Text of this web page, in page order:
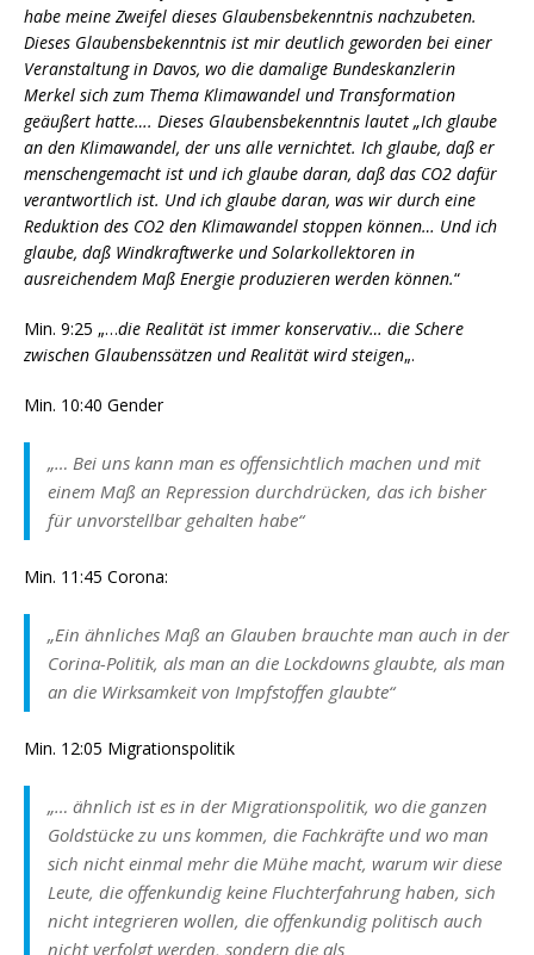
habe meine Zweifel dieses Glaubensbekenntnis nachzubeten.
Dieses Glaubensbekenntnis ist mir deutlich geworden bei einer
Veranstaltung in Davos, wo die damalige Bundeskanzlerin
Merkel sich zum Thema Klimawandel und Transformation
geäußert hatte…. Dieses Glaubensbekenntnis lautet „Ich glaube
an den Klimawandel, der uns alle vernichtet. Ich glaube, daß er
menschengemacht ist und ich glaube daran, daß das CO2 dafür
verantwortlich ist. Und ich glaube daran, was wir durch eine
Reduktion des CO2 den Klimawandel stoppen können… Und ich
glaube, daß Windkraftwerke und Solarkollektoren in
ausreichendem Maß Energie produzieren werden können.“
Min. 9:25 „…die Realität ist immer konservativ… die Schere
zwischen Glaubenssätzen und Realität wird steigen„.
Min. 10:40 Gender
„… Bei uns kann man es offensichtlich machen und mit
einem Maß an Repression durchdrücken, das ich bisher
für unvorstellbar gehalten habe“
Min. 11:45 Corona:
„Ein ähnliches Maß an Glauben brauchte man auch in der
Corina-Politik, als man an die Lockdowns glaubte, als man
an die Wirksamkeit von Impfstoffen glaubte“
Min. 12:05 Migrationspolitik
„… ähnlich ist es in der Migrationspolitik, wo die ganzen
Goldstücke zu uns kommen, die Fachkräfte und wo man
sich nicht einmal mehr die Mühe macht, warum wir diese
Leute, die offenkundig keine Fluchterfahrung haben, sich
nicht integrieren wollen, die offenkundig politisch auch
nicht verfolgt werden, sondern die als